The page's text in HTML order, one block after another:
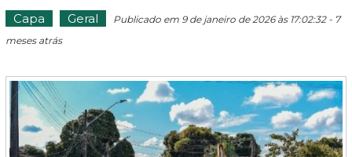
Capa Geral
Publicado em 9 de janeiro de 2026 às 17:02:32 - 7
meses atrás